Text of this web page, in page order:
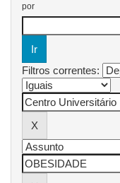
por
Filtros correntes: